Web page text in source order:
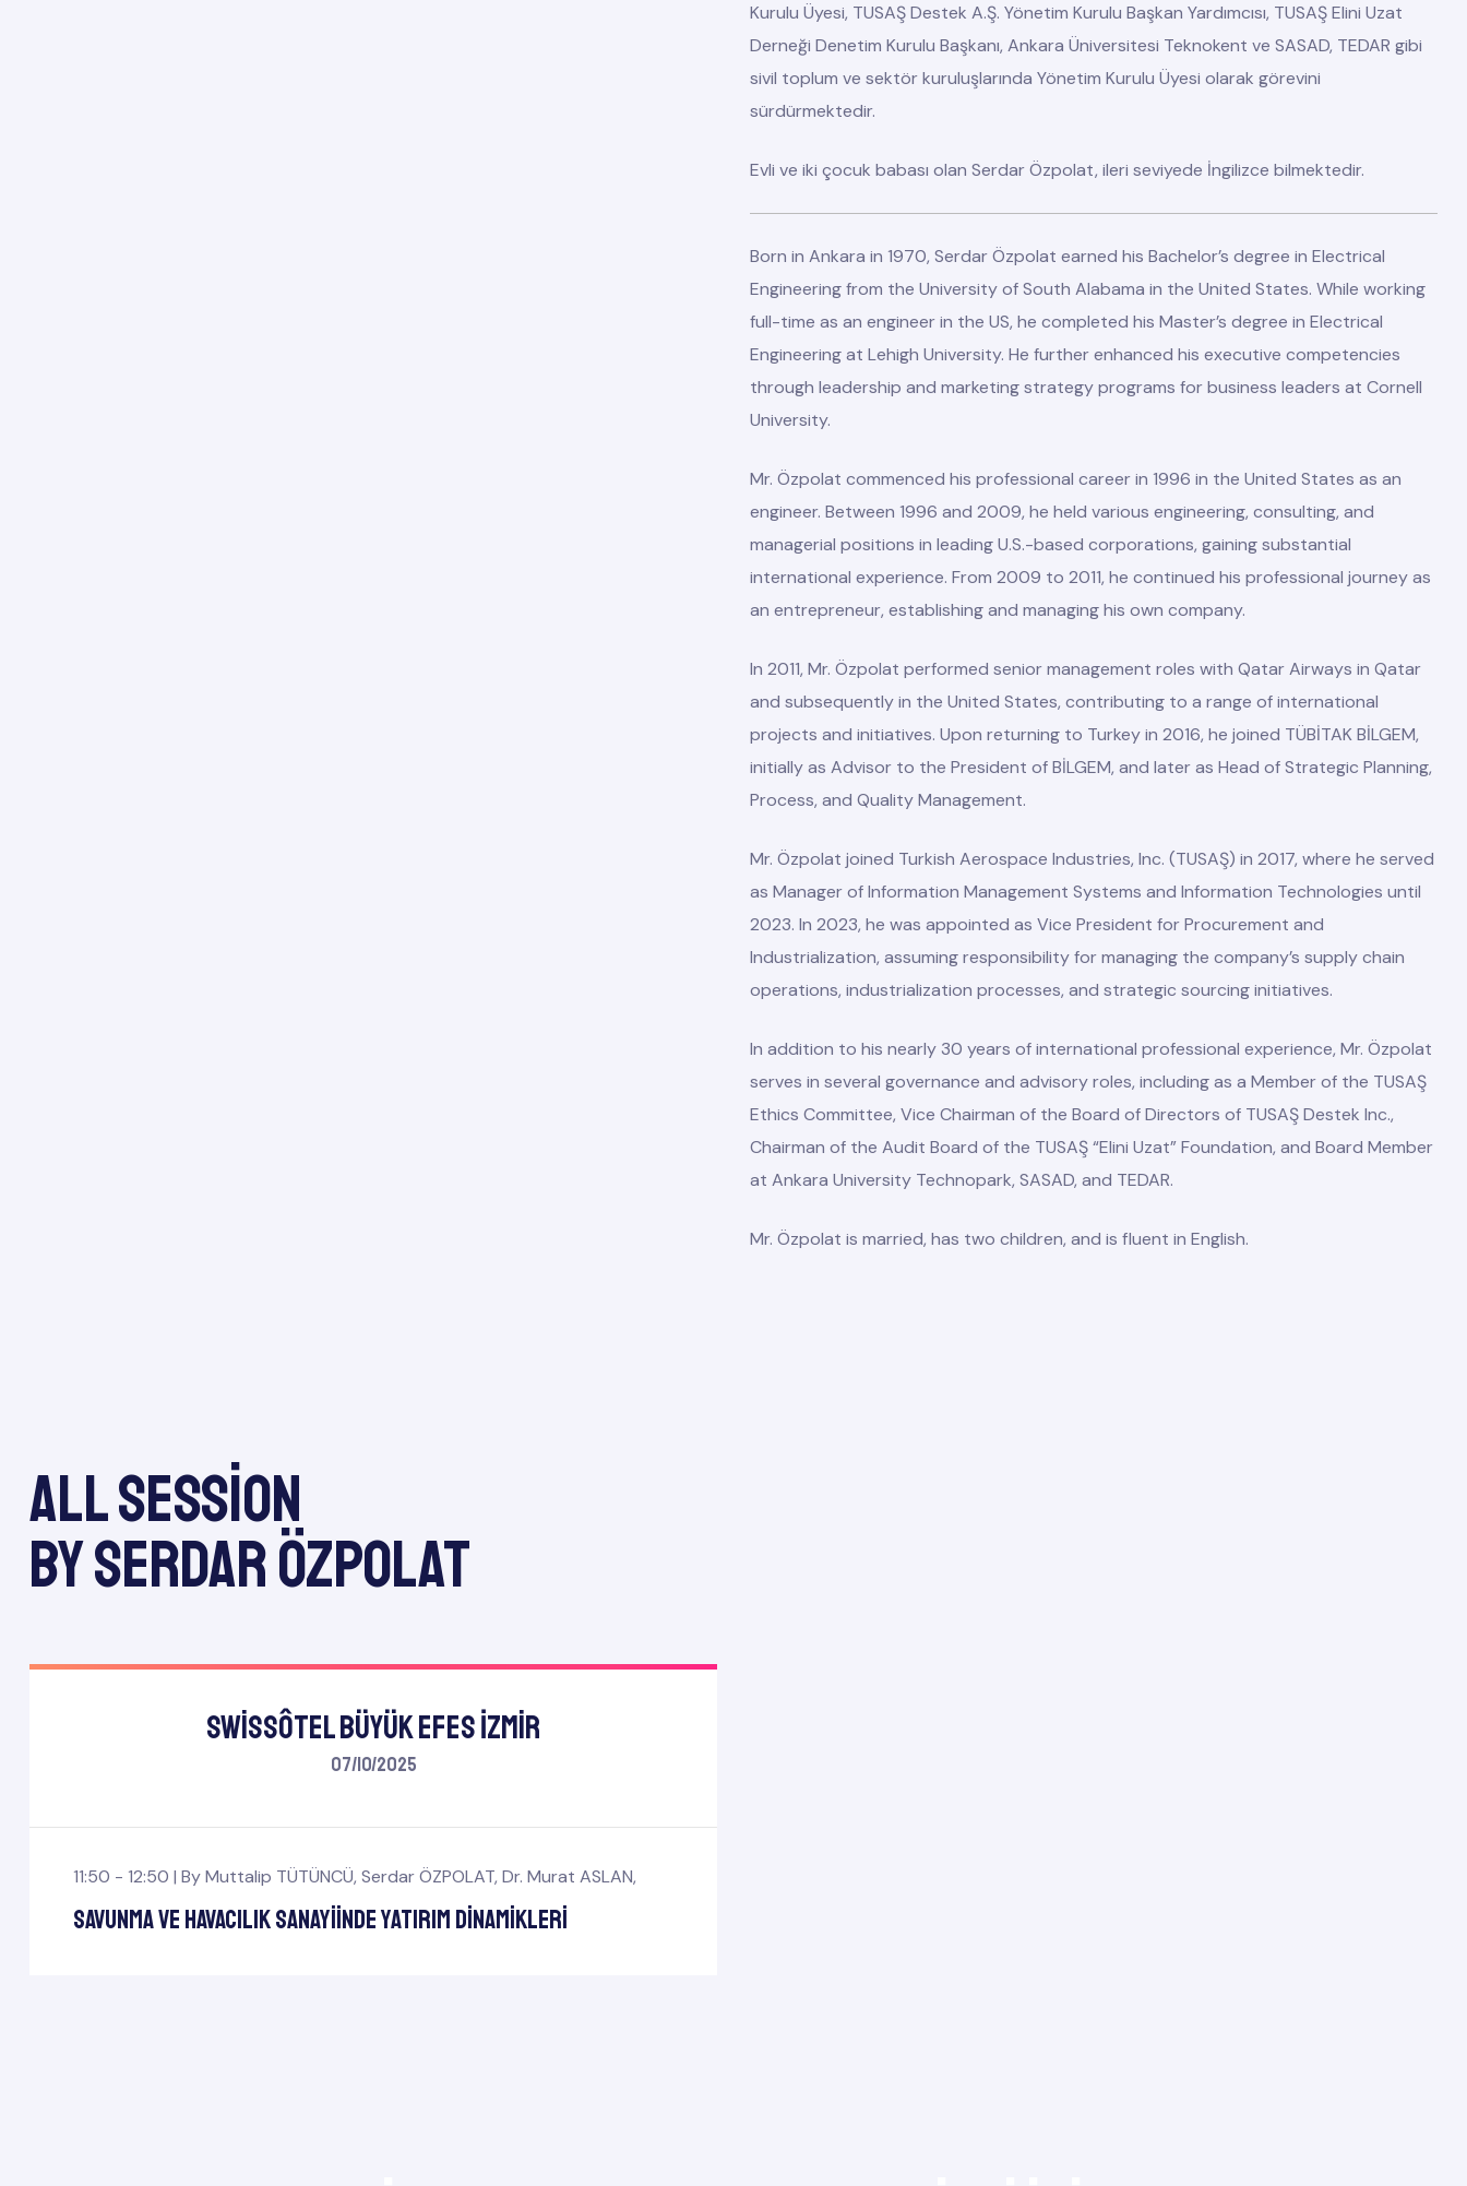
Kurulu Üyesi, TUSAŞ Destek A.Ş. Yönetim Kurulu Başkan Yardımcısı, TUSAŞ Elini Uzat
Derneği Denetim Kurulu Başkanı, Ankara Üniversitesi Teknokent ve SASAD, TEDAR gibi
sivil toplum ve sektör kuruluşlarında Yönetim Kurulu Üyesi olarak görevini
sürdürmektedir.
Evli ve iki çocuk babası olan Serdar Özpolat, ileri seviyede İngilizce bilmektedir.
Born in Ankara in 1970, Serdar Özpolat earned his Bachelor’s degree in Electrical
Engineering from the University of South Alabama in the United States. While working
full-time as an engineer in the US, he completed his Master’s degree in Electrical
Engineering at Lehigh University. He further enhanced his executive competencies
through leadership and marketing strategy programs for business leaders at Cornell
University.
Mr. Özpolat commenced his professional career in 1996 in the United States as an
engineer. Between 1996 and 2009, he held various engineering, consulting, and
managerial positions in leading U.S.-based corporations, gaining substantial
international experience. From 2009 to 2011, he continued his professional journey as
an entrepreneur, establishing and managing his own company.
In 2011, Mr. Özpolat performed senior management roles with Qatar Airways in Qatar
and subsequently in the United States, contributing to a range of international
projects and initiatives. Upon returning to Turkey in 2016, he joined TÜBİTAK BİLGEM,
initially as Advisor to the President of BİLGEM, and later as Head of Strategic Planning,
Process, and Quality Management.
Mr. Özpolat joined Turkish Aerospace Industries, Inc. (TUSAŞ) in 2017, where he served
as Manager of Information Management Systems and Information Technologies until
2023. In 2023, he was appointed as Vice President for Procurement and
Industrialization, assuming responsibility for managing the company’s supply chain
operations, industrialization processes, and strategic sourcing initiatives.
In addition to his nearly 30 years of international professional experience, Mr. Özpolat
serves in several governance and advisory roles, including as a Member of the TUSAŞ
Ethics Committee, Vice Chairman of the Board of Directors of TUSAŞ Destek Inc.,
Chairman of the Audit Board of the TUSAŞ “Elini Uzat” Foundation, and Board Member
at Ankara University Technopark, SASAD, and TEDAR.
Mr. Özpolat is married, has two children, and is fluent in English.
All session
by Serdar ÖZPOLAT
Swissôtel Büyük Efes İzmir
07/10/2025
11:50 - 12:50 | ByMuttalip TÜTÜNCÜ, Serdar ÖZPOLAT, Dr. Murat ASLAN,
Savunma ve Havacılık Sanayiinde Yatırım Dinamikleri